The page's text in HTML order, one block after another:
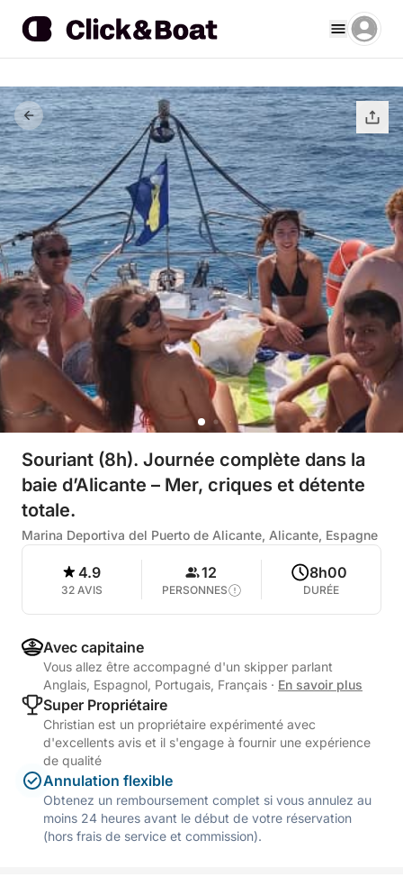
Souriant (8h). Journée complète dans la
baie d’Alicante – Mer, criques et détente
totale.
Marina Deportiva del Puerto de Alicante, Alicante, Espagne
4.9
32 AVIS
12
PERSONNES
8h00
DURÉE
Avec capitaine
Vous allez être accompagné d'un skipper parlant
Anglais, Espagnol, Portugais, Français · En savoir plus
Super Propriétaire
Christian est un propriétaire expérimenté avec
d'excellents avis et il s'engage à fournir une expérience
de qualité
Annulation flexible
Obtenez un remboursement complet si vous annulez au
moins 24 heures avant le début de votre réservation
(hors frais de service et commission).